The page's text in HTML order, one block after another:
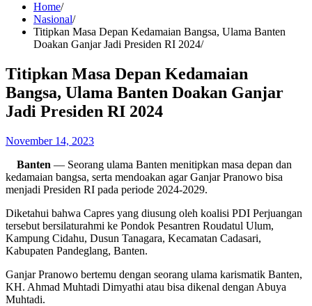
Home
Nasional
Titipkan Masa Depan Kedamaian Bangsa, Ulama Banten
Doakan Ganjar Jadi Presiden RI 2024
Titipkan Masa Depan Kedamaian
Bangsa, Ulama Banten Doakan Ganjar
Jadi Presiden RI 2024
November 14, 2023
Banten — Seorang ulama Banten menitipkan masa depan dan
kedamaian bangsa, serta mendoakan agar Ganjar Pranowo bisa
menjadi Presiden RI pada periode 2024-2029.
Diketahui bahwa Capres yang diusung oleh koalisi PDI Perjuangan
tersebut bersilaturahmi ke Pondok Pesantren Roudatul Ulum,
Kampung Cidahu, Dusun Tanagara, Kecamatan Cadasari,
Kabupaten Pandeglang, Banten.
Ganjar Pranowo bertemu dengan seorang ulama karismatik Banten,
KH. Ahmad Muhtadi Dimyathi atau bisa dikenal dengan Abuya
Muhtadi.